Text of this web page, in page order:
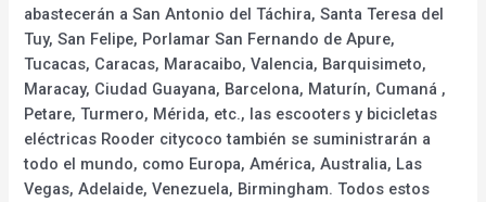
abastecerán a San Antonio del Táchira, Santa Teresa del
Tuy, San Felipe, Porlamar San Fernando de Apure,
Tucacas, Caracas, Maracaibo, Valencia, Barquisimeto,
Maracay, Ciudad Guayana, Barcelona, Maturín, Cumaná ,
Petare, Turmero, Mérida, etc., las escooters y bicicletas
eléctricas Rooder citycoco también se suministrarán a
todo el mundo, como Europa, América, Australia, Las
Vegas, Adelaide, Venezuela, Birmingham. Todos estos